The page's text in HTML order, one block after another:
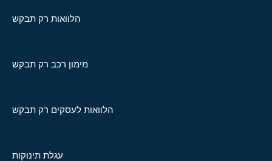
הלוואות רק תבקש
מימון רכב רק תבקש
הלוואות לעסקים רק תבקש
עגלת תינוקות